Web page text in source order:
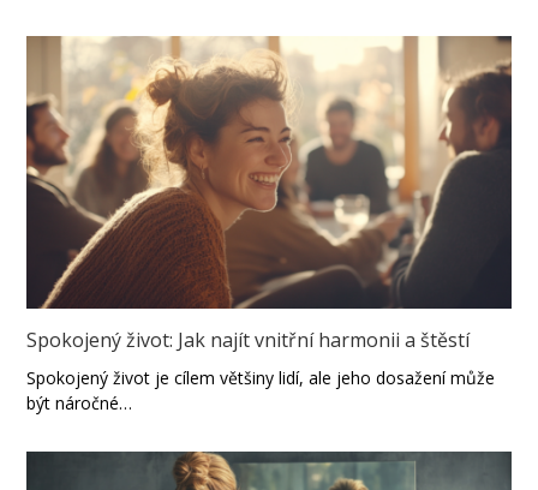
Spokojený život: Jak najít vnitřní harmonii a štěstí
Spokojený život je cílem většiny lidí, ale jeho dosažení může
být náročné…